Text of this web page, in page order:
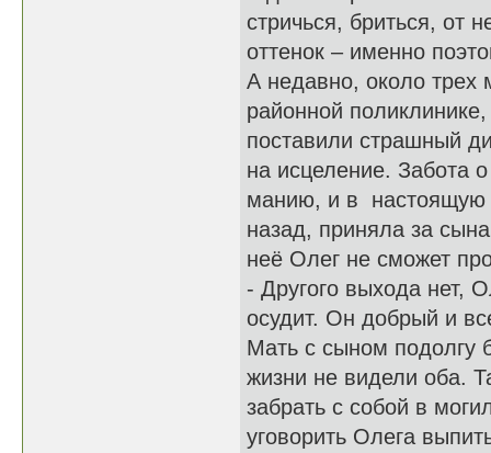
стричься, бриться, от
оттенок – именно
А недавно, около трех
районной
поставили страшный
на исцеление. Забота
манию, и в настоящую
назад, приняла за
неё Олег не сможет
- Другого выхода нет,
осудит. Он добрый и
Мать с сыном подолгу
жизни не видели оба.
забрать с собой в
уговорить Олега